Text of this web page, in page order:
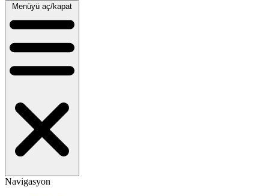
Menüyü aç/kapat
Navigasyon